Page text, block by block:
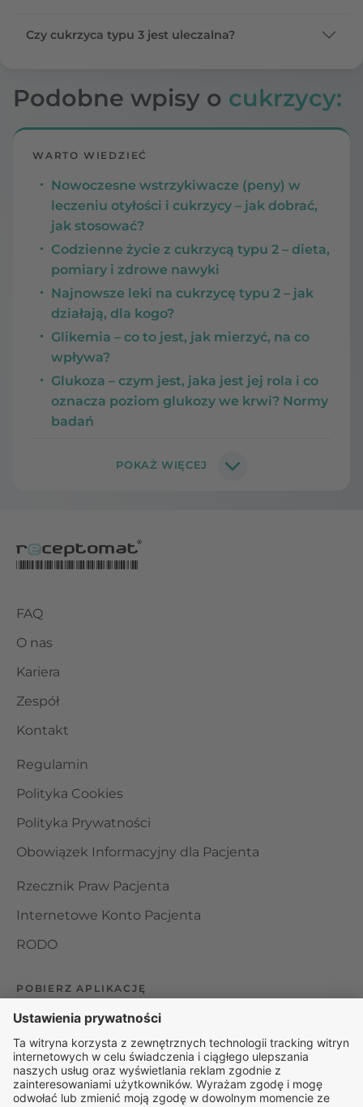
Czy cukrzyca typu 3 jest uleczalna?
Podobne wpisy o cukrzycy:
WARTO WIEDZIEĆ
Nowoczesne wstrzykiwacze (peny) w
leczeniu otyłości i cukrzycy – jak dobrać,
jak stosować?
Codzienne życie z cukrzycą typu 2 – dieta,
pomiary i zdrowe nawyki
Najnowsze leki na cukrzycę typu 2 – jak
działają, dla kogo?
Glikemia – co to jest, jak mierzyć, na co
wpływa?
Glukoza – czym jest, jaka jest jej rola i co
oznacza poziom glukozy we krwi? Normy
badań
FAQ
O nas
Kariera
Zespół
Kontakt
Regulamin
Polityka Cookies
Polityka Prywatności
Obowiązek Informacyjny dla Pacjenta
Rzecznik Praw Pacjenta
Internetowe Konto Pacjenta
RODO
POBIERZ APLIKACJĘ
Organizator udzielania świadczeń telemedycznych jest
podmiotem leczniczym w rozumieniu ustawy z dnia 15